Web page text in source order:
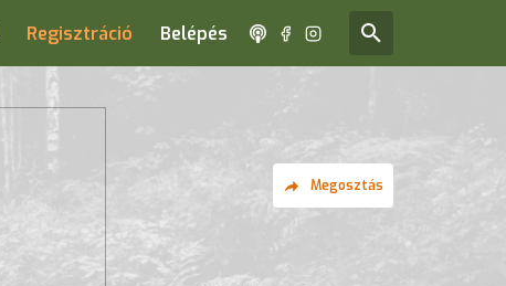
Regisztráció Belépés
Megosztás